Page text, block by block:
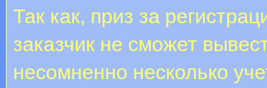
Так как, приз зa
заказчик не сможет
несомненно несколько